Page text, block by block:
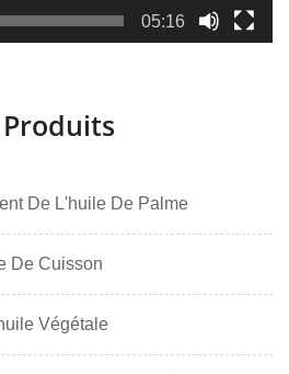
05:16
De L'huile De Palme
De Cuisson
Végétale